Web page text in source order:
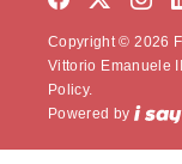
Copyright © 2026
Vittorio Emanuele
Policy.
Powered by